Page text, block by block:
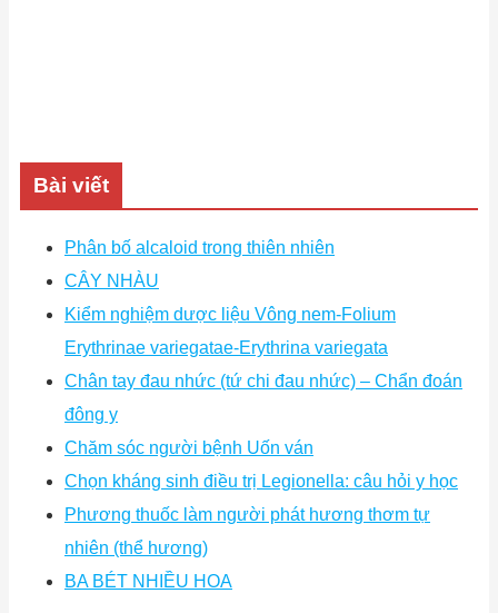
Bài viết
Phân bố alcaloid trong thiên nhiên
CÂY NHÀU
Kiểm nghiệm dược liệu Vông nem-Folium
Erythrinae variegatae-Erythrina variegata
Chân tay đau nhức (tứ chi đau nhức) – Chẩn đoán
đông y
Chăm sóc người bệnh Uốn ván
Chọn kháng sinh điều trị Legionella: câu hỏi y học
Phương thuốc làm người phát hương thơm tự
nhiên (thể hương)
BA BÉT NHIỀU HOA